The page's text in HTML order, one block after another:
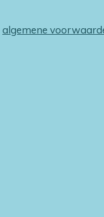
algemene